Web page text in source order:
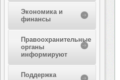
Экономика и
финансы
Правоохранительные
органы
информируют
Поддержка